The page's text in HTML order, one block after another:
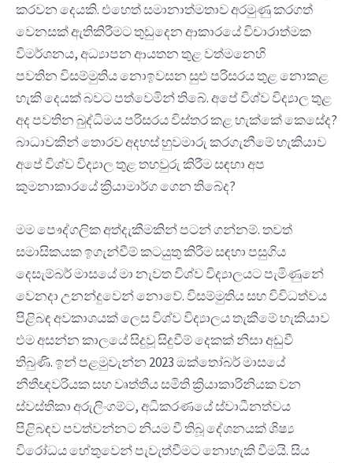
කරවන දෙයකි. එහෙත් සමානාත්මතාව අරමුණු කරගත්
වෙනසක් ඇතිකිරීමට තුඩුදෙන ආකාරයේ විචාරාත්මක
විමර්ශනය, අධ්‍යාපන ආයතන තුළ වත්මනෙහි
පවතින විසම්මුතිය නොඉවසන සුළු පරිසරය තුළ නොකළ
හැකි දෙයක් බවට පත්වෙමින් තිබේ. අපේ විශ්ව විද්‍යාල තුළ
අද පවතින බුද්ධිමය පරිසරය විස්තර කළ හැක්කේ කෙසේද?
බාධාවකින් තොරව අදහස් හුවමාරු කරගැනීමේ හැකියාව
අපේ විශ්ව විද්‍යාල තුළ තහවුරු කිරීම සඳහා අප
කුමනාකාරයේ ක්‍රියාමාර්ග ගෙන තිබේද?
මම පෞද්ගලික අත්දැකීමකින් පටන් ගන්නම්. තවත්
සමාසිකයක ඉගැන්වීම් කටයුතු කිරීම සඳහා පසුගිය
දෙසැම්බර් මාසයේ මා නැවත විශ්ව විද්‍යාලයට පැමිණුනේ
වෙනදා උනන්දුවෙන් නොවේ. විසම්මුතිය සහ විවිධත්වය
පිළිබඳ අවකාශයක් ලෙස විශ්ව විද්‍යාලය තැකීමේ හැකියාව
එම අසන්න කාලයේ සිදුවූ සිදුවීම් දෙකක් නිසා අඩුවී
තිබුණි. ඉන් පළමුවැන්න 2023 ඔක්තෝබර් මාසයේ
නීතීඥවරියක සහ වෘත්තීය සමිති ක්‍රියාකාරිනියක වන
ස්වස්තිකා අරුලිංගම්ට, අධිකරණයේ ස්වාධීනත්වය
පිළිබඳව පවත්වන්නට නියම වී තිබූ දේශනයක් ශිෂ්‍ය
විරෝධය හේතුවෙන් පැවැත්වීමට නොහැකි වීමයි. සිය